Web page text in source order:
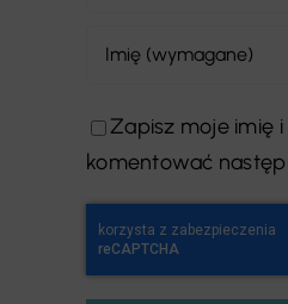
Zapisz moje imię
komentować